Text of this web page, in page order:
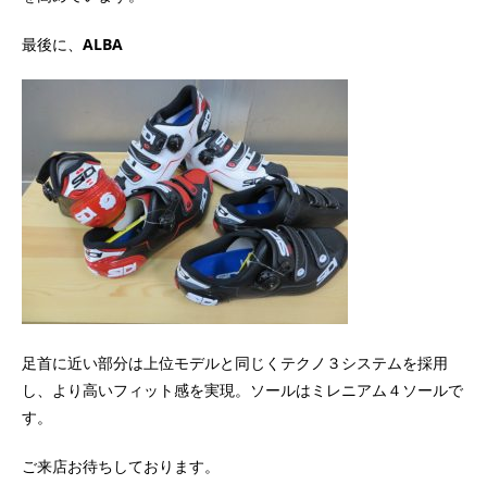
最後に、 ALBA
足首に近い部分は上位モデルと同じくテクノ３システムを採用
し、より高いフィット感を実現。ソールはミレニアム４ソールで
す。
ご来店お待ちしております。